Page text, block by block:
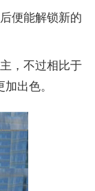
便能解锁新的
，不过相比于
出色。